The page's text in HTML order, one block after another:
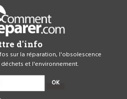
d'info
sur la réparation, l'obsolescence
et l'environnement.
OK